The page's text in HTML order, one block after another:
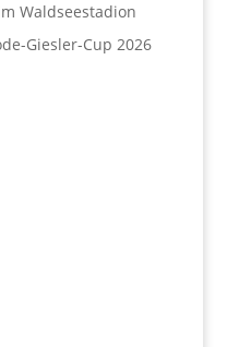
Waldseestadion
Giesler-Cup 2026